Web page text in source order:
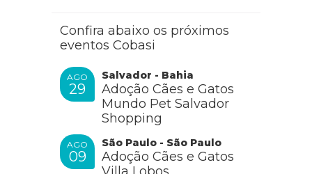
Confira abaixo os próximos
eventos Cobasi
AGO
29
Salvador - Bahia
Adoção Cães e Gatos
Mundo Pet Salvador
Shopping
AGO
09
São Paulo - São Paulo
Adoção Cães e Gatos